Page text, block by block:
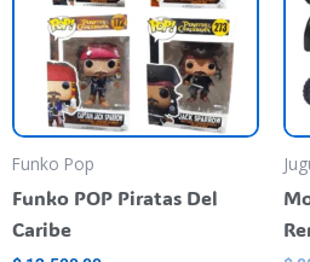
Funko Pop
Funko POP Piratas Del
Caribe
se
elegir